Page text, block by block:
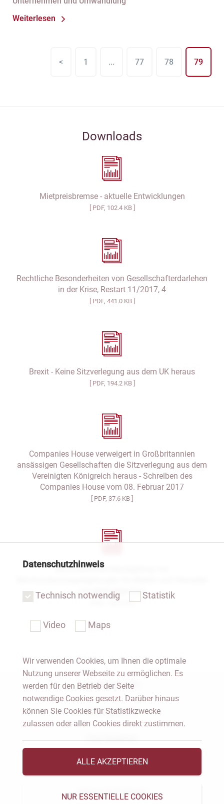
Zahlungsunfähigkeit
Weiterlesen
< 1 ... 77 78 79
Downloads
Mietpreisbremse - aktuelle Entwicklungen
[ PDF, 102.4 KB ]
Rechtliche Besonderheiten von Gesellschafterdarlehen
in der Krise, Restart 11/2017, 4
[ PDF, 441.0 KB ]
Brexit - Keine Sitzverlegung aus dem UK heraus
[ PDF, 194.2 KB ]
Companies House verweigert in Großbritannien
ansässigen Gesellschaften die Sitzverlegung aus dem
Vereinigten Königreich heraus - Schreiben des
Companies House vom 08. Februar 2017
[ PDF, 37.6 KB ]
Bevorstehende Neuregelung von
von Wohneigentum
[ PDF, 184.8 KB ]
Notar Dresden
Fachgebiete
Das Notariat
Vorträge & Veröffentlichungen
Videos & Podcast
Datenschutzhinweis
Technisch notwendig Statistik
Video Maps
Wir verwenden Cookies, um Ihnen die optimale
Nutzung unserer Webseite zu ermöglichen. Es
werden für den Betrieb der Seite
notwendige Cookies gesetzt. Darüber hinaus
können Sie Cookies für Statistikzwecke
zulassen oder allen Cookies direkt zustimmen.
ALLE AKZEPTIEREN
NUR ESSENTIELLE COOKIES